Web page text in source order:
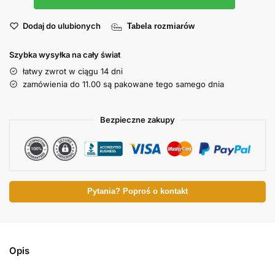
Dodaj do ulubionych Tabela rozmiarów
Szybka wysyłka na cały świat
łatwy zwrot w ciągu 14 dni
zamówienia do 11.00 są pakowane tego samego dnia
Bezpieczne zakupy
Pytania? Poproś o kontakt
Opis